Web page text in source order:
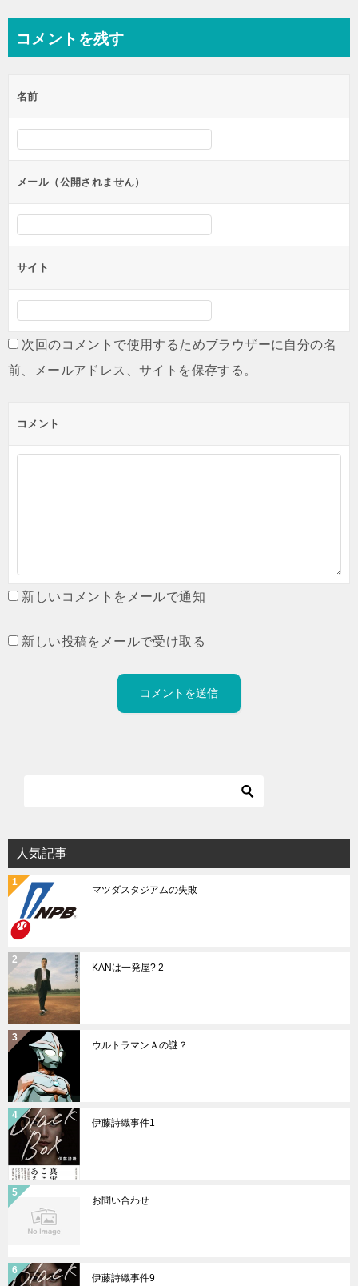
ビ
ー
シ
ン
コメントを残す
名前
メール（公開されません）
サイト
次回のコメントで使用するためブラウザーに自分の名
前、メールアドレス、サイトを保存する。
コメント
新しいコメントをメールで通知
新しい投稿をメールで受け取る
人気記事
マツダスタジアムの失敗
KANは一発屋? 2
ウルトラマンＡの謎？
伊藤詩織事件1
お問い合わせ
伊藤詩織事件9